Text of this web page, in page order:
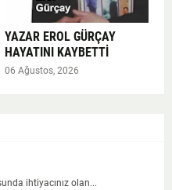
YAZAR EROL GÜRÇAY
HAYATINI KAYBETTİ
06 Ağustos, 2026
ihtiyacınız olan...